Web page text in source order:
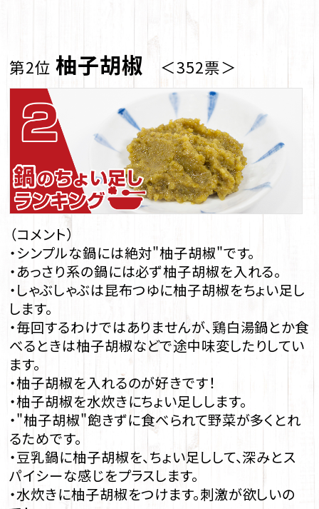
第2位 柚子胡椒 ＜352票＞
（コメント）
・シンプルな鍋には絶対"柚子胡椒"です。
・あっさり系の鍋には必ず柚子胡椒を入れる。
・しゃぶしゃぶは昆布つゆに柚子胡椒をちょい足し
します。
・毎回するわけではありませんが、鶏白湯鍋とか食
べるときは柚子胡椒などで途中味変したりしてい
ます。
・柚子胡椒を入れるのが好きです！
・柚子胡椒を水炊きにちょい足しします。
・"柚子胡椒"飽きずに食べられて野菜が多くとれ
るためです。
・豆乳鍋に柚子胡椒を、ちょい足しして、深みとス
パイシーな感じをプラスします。
・水炊きに柚子胡椒をつけます。刺激が欲しいの